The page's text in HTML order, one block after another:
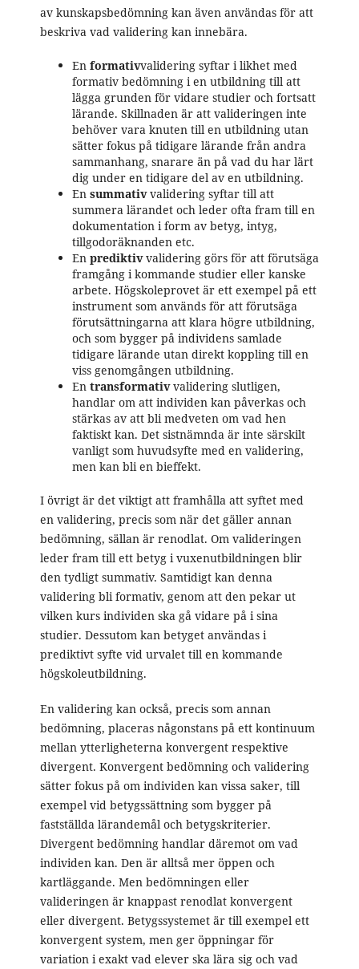
av kunskapsbedömning kan även användas för att
beskriva vad validering kan innebära.
En formativvalidering syftar i likhet med
formativ bedömning i en utbildning till att
lägga grunden för vidare studier och fortsatt
lärande. Skillnaden är att valideringen inte
behöver vara knuten till en utbildning utan
sätter fokus på tidigare lärande från andra
sammanhang, snarare än på vad du har lärt
dig under en tidigare del av en utbildning.
En summativvalidering syftar till att
summera lärandet och leder ofta fram till en
dokumentation i form av betyg, intyg,
tillgodoräknanden etc.
En prediktivvalidering görs för att förutsäga
framgång i kommande studier eller kanske
arbete. Högskoleprovet är ett exempel på ett
instrument som används för att förutsäga
förutsättningarna att klara högre utbildning,
och som bygger på individens samlade
tidigare lärande utan direkt koppling till en
viss genomgången utbildning.
En transformativvalidering slutligen,
handlar om att individen kan påverkas och
stärkas av att bli medveten om vad hen
faktiskt kan. Det sistnämnda är inte särskilt
vanligt som huvudsyfte med en validering,
men kan bli en bieffekt.
I övrigt är det viktigt att framhålla att syftet med
en validering, precis som när det gäller annan
bedömning, sällan är renodlat. Om valideringen
leder fram till ett betyg i vuxenutbildningen blir
den tydligt summativ. Samtidigt kan denna
validering bli formativ, genom att den pekar ut
vilken kurs individen ska gå vidare på i sina
studier. Dessutom kan betyget användas i
prediktivt syfte vid urvalet till en kommande
högskoleutbildning.
En validering kan också, precis som annan
bedömning, placeras någonstans på ett kontinuum
mellan ytterligheterna konvergent respektive
divergent. Konvergent bedömning och validering
sätter fokus på om individen kan vissa saker, till
exempel vid betygssättning som bygger på
fastställda lärandemål och betygskriterier.
Divergent bedömning handlar däremot om vad
individen kan. Den är alltså mer öppen och
kartläggande. Men bedömningen eller
valideringen är knappast renodlat konvergent
eller divergent. Betygssystemet är till exempel ett
konvergent system, men ger öppningar för
variation i exakt vad elever ska lära sig och vad